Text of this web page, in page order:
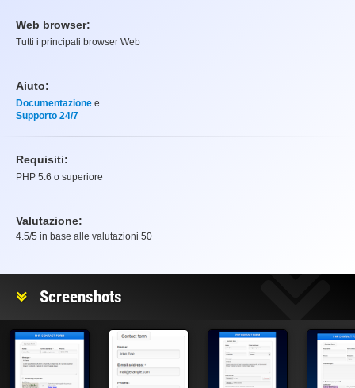
Web browser:
Tutti i principali browser Web
Aiuto:
Documentazione e
Supporto 24/7
Requisiti:
PHP 5.6 o superiore
Valutazione:
4.5/5 in base alle valutazioni 50
Screenshots